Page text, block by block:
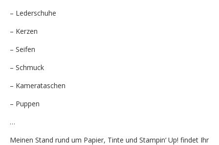
– Lederschuhe
– Kerzen
– Seifen
– Schmuck
– Kamerataschen
– Puppen
…
Meinen Stand rund um Papier, Tinte und Stampin‘ Up! findet Ihr